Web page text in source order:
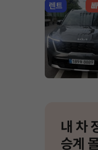
렌트
내 차
승계